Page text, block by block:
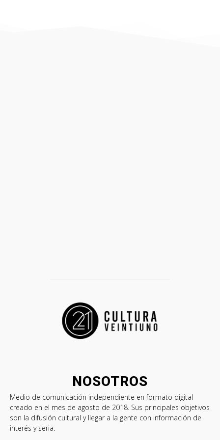
NOSOTROS
Medio de comunicación independiente en formato digital
creado en el mes de agosto de 2018. Sus principales objetivos
son la difusión cultural y llegar a la gente con información de
interés y seria.